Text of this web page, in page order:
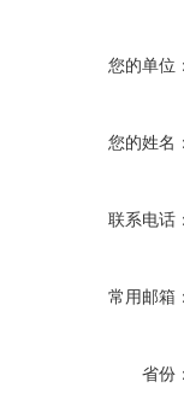
您的单位
您的姓名
联系电话
常用邮箱
省份